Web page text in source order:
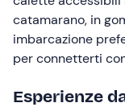
catamarano, in
imbarcazione
per connetterti
Esperienze